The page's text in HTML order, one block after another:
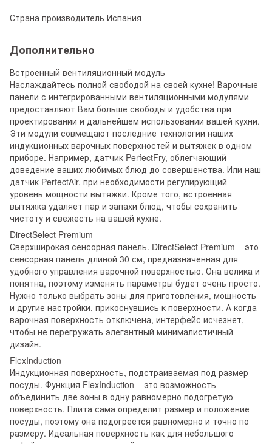
Страна производитель Испания
Дополнительно
Встроенный вентиляционный модуль
Наслаждайтесь полной свободой на своей кухне! Варочные
панели с интегрированными вентиляционными модулями
предоставляют Вам больше свободы и удобства при
проектировании и дальнейшем использовании вашей кухни.
Эти модули совмещают последние технологии наших
индукционных варочных поверхностей и вытяжек в одном
приборе. Например, датчик PerfectFry, облегчающий
доведение ваших любимых блюд до совершенства. Или наш
датчик PerfectAir, при необходимости регулирующий
уровень мощности вытяжки. Кроме того, встроенная
вытяжка удаляет пар и запахи блюд, чтобы сохранить
чистоту и свежесть на вашей кухне.
DirectSelect Premium
Сверхширокая сенсорная панель. DirectSelect Premium – это
сенсорная панель длиной 30 см, предназначенная для
удобного управления варочной поверхностью. Она велика и
понятна, поэтому изменять параметры будет очень просто.
Нужно только выбрать зоны для приготовления, мощность
и другие настройки, прикоснувшись к поверхности. А когда
варочная поверхность отключена, интерфейс исчезнет, ​​
чтобы не перегружать элегантный минималистичный
дизайн.
FlexInduction
Индукционная поверхность, подстраиваемая под размер
посуды. Функция FlexInduction – это возможность
объединить две зоны в одну равномерно подогретую
поверхность. Плита сама определит размер и положение
посуды, поэтому она подогреется равномерно и точно по
размеру. Идеальная поверхность как для небольшого